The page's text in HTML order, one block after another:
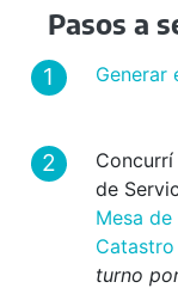
Pasos a
Generar
de
Mesa
Catastro
turno